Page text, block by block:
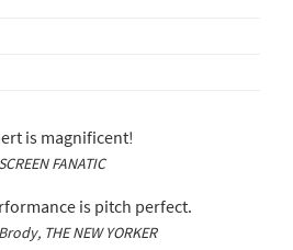
is magnificent!
FANATIC
is pitch perfect.
THE NEW YORKER